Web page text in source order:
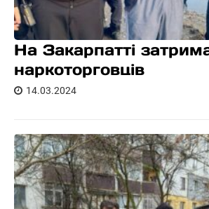
На Закарпатті
наркоторговців
14.03.2024